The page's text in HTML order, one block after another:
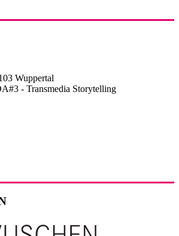
Wuppertal
- Transmedia Storytelling